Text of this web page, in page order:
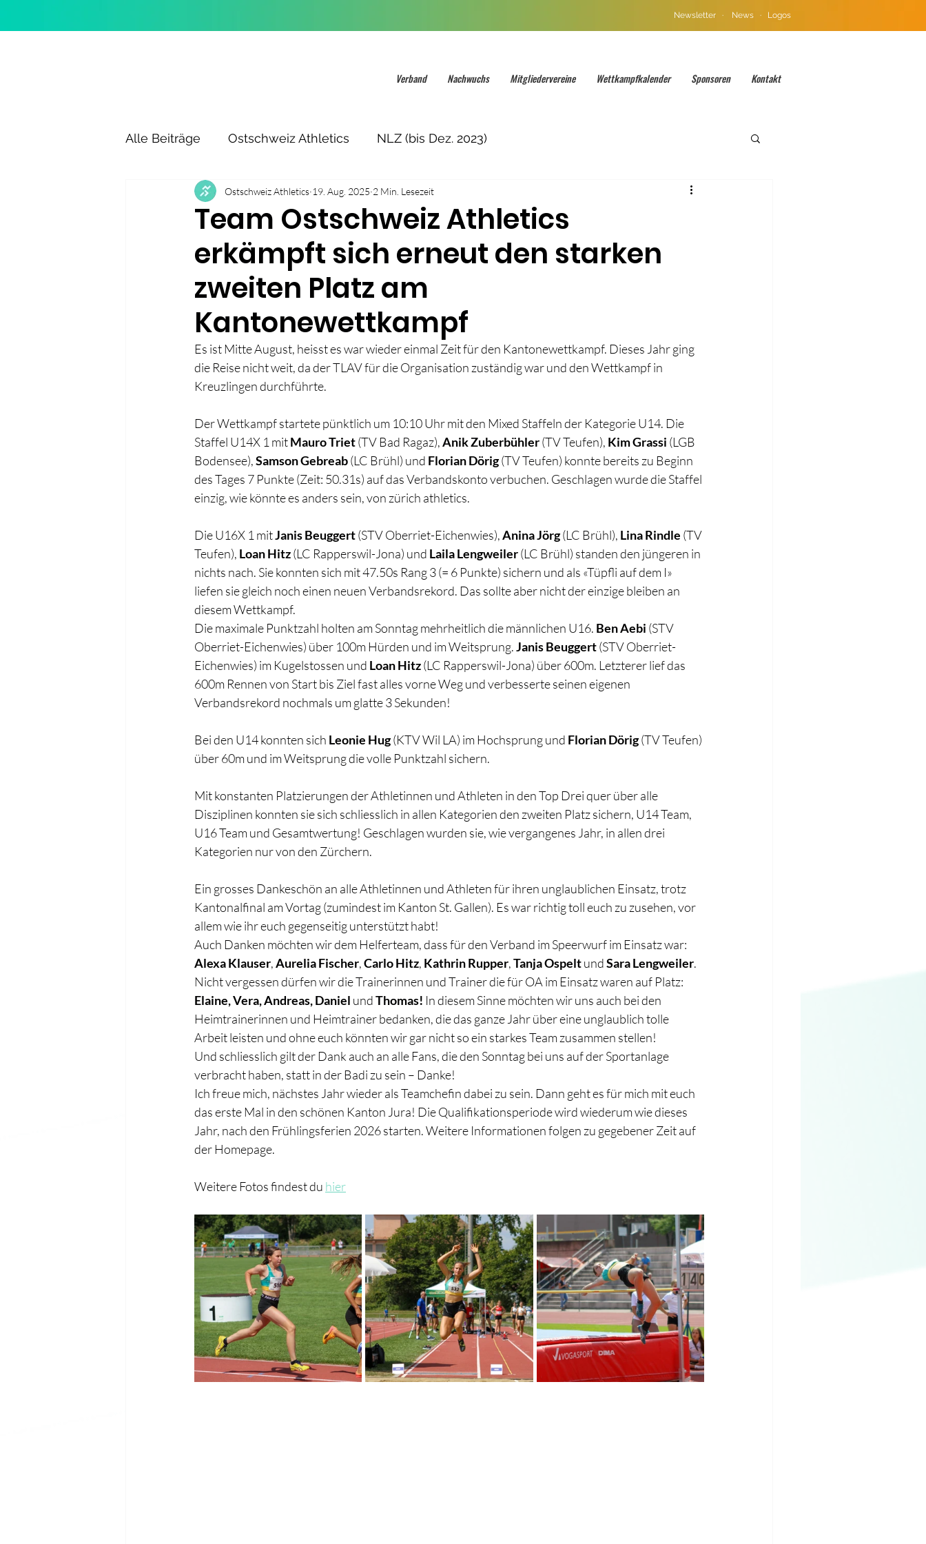
Newsletter · News · Logos
Verband Nachwuchs Mitgliedervereine Wettkampfkalender Sponsoren Kontakt
Alle Beiträge Ostschweiz Athletics NLZ (bis Dez. 2023)
Team Ostschweiz Athletics
erkämpft sich erneut den starken
zweiten Platz am
Kantonewettkampf
Ostschweiz Athletics 19. Aug. 2025 2 Min. Lesezeit
Es ist Mitte August, heisst es war wieder einmal Zeit für den Kantonewettkampf. Dieses Jahr ging
die Reise nicht weit, da der TLAV für die Organisation zuständig war und den Wettkampf in
Kreuzlingen durchführte.
Der Wettkampf startete pünktlich um 10:10 Uhr mit den Mixed Staffeln der Kategorie U14. Die
Staffel U14X 1 mit Mauro Triet (TV Bad Ragaz), Anik Zuberbühler (TV Teufen), Kim Grassi (LGB
Bodensee), Samson Gebreab (LC Brühl) und Florian Dörig (TV Teufen) konnte bereits zu Beginn
des Tages 7 Punkte (Zeit: 50.31s) auf das Verbandskonto verbuchen. Geschlagen wurde die Staffel
einzig, wie könnte es anders sein, von zürich athletics.
Die U16X 1 mit JanisBeuggert (STV Oberriet-Eichenwies), Anina Jörg (LC Brühl), LinaRindle (TV
Teufen), Loan Hitz (LC Rapperswil-Jona) und Laila Lengweiler (LC Brühl) standen den jüngeren in
nichts nach. Sie konnten sich mit 47.50s Rang 3 (= 6 Punkte) sichern und als «Tüpfli auf dem I»
liefen sie gleich noch einen neuen Verbandsrekord. Das sollte aber nicht der einzige bleiben an
diesem Wettkampf.
Die maximale Punktzahl holten am Sonntag mehrheitlich die männlichen U16. Ben Aebi (STV
Oberriet-Eichenwies) über 100m Hürden und im Weitsprung. Janis Beuggert (STV Oberriet-
Eichenwies) im Kugelstossen und Loan Hitz (LC Rapperswil-Jona) über 600m. Letzterer lief das
600m Rennen von Start bis Ziel fast alles vorne Weg und verbesserte seinen eigenen
Verbandsrekord nochmals um glatte 3 Sekunden!
Bei den U14 konnten sich Leonie Hug (KTV Wil LA) im Hochsprung und Florian Dörig (TV Teufen)
über 60m und im Weitsprung die volle Punktzahl sichern.
Mit konstanten Platzierungen der Athletinnen und Athleten in den Top Drei quer über alle
Disziplinen konnten sie sich schliesslich in allen Kategorien den zweiten Platz sichern, U14 Team,
U16 Team und Gesamtwertung! Geschlagen wurden sie, wie vergangenes Jahr, in allen drei
Kategorien nur von den Zürchern.
Ein grosses Dankeschön an alle Athletinnen und Athleten für ihren unglaublichen Einsatz, trotz
Kantonalfinal am Vortag (zumindest im Kanton St. Gallen). Es war richtig toll euch zu zusehen, vor
allem wie ihr euch gegenseitig unterstützt habt!
Auch Danken möchten wir dem Helferteam, dass für den Verband im Speerwurf im Einsatz war:
Alexa Klauser, Aurelia Fischer, Carlo Hitz, Kathrin Rupper, Tanja Ospelt und Sara Lengweiler.
Nicht vergessen dürfen wir die Trainerinnen und Trainer die für OA im Einsatz waren auf Platz:
Elaine, Vera, Andreas, Daniel und Thomas! In diesem Sinne möchten wir uns auch bei den
Heimtrainerinnen und Heimtrainer bedanken, die das ganze Jahr über eine unglaublich tolle
Arbeit leisten und ohne euch könnten wir gar nicht so ein starkes Team zusammen stellen!
Und schliesslich gilt der Dank auch an alle Fans, die den Sonntag bei uns auf der Sportanlage
verbracht haben, statt in der Badi zu sein – Danke!
Ich freue mich, nächstes Jahr wieder als Teamchefin dabei zu sein. Dann geht es für mich mit euch
das erste Mal in den schönen Kanton Jura! Die Qualifikationsperiode wird wiederum wie dieses
Jahr, nach den Frühlingsferien 2026 starten. Weitere Informationen folgen zu gegebener Zeit auf
der Homepage.
Weitere Fotos findest du hier